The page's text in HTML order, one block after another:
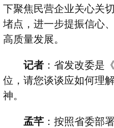
下聚焦民营企业关心关
堵点，进一步提振信心
高质量发展。
记者：省发改委是
位，请您谈谈应如何理
神。
孟芊：按照省委部